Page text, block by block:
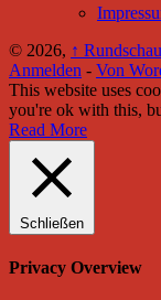
© 2026, ↑
Anmelden - Von
This website uses
you're ok with this,
Read More
Schließen
Privacy Overview